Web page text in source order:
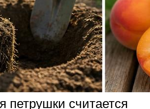
петрушки считается